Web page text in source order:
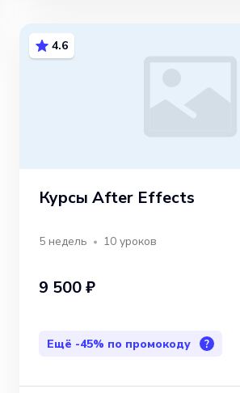
4.6
Курсы After Effects
5 недель 10 уроков
9 500 ₽
Ещё -45% по промокоду ?